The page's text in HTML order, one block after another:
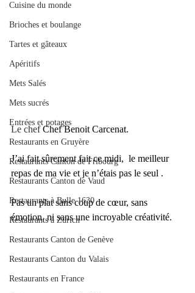
Cuisine du monde
Brioches et boulange
Tartes et gâteaux
Apéritifs
Mets Salés
Mets sucrés
Entrées et potages
Restaurants en Gruyère
Restaurants Canton de Fribourg
Restaurants Canton de Vaud
Restaurants à Bulle 1630
Restaurants à Zürich
Restaurants Canton de Genève
Restaurants Canton du Valais
Restaurants en France
Le chef Chef Benoit Carcenat.
J’ai fait sûrement fait ce midi,  le meilleur
repas de ma vie et je n’étais pas le seul .
Pas un plat sans coup de cœur, sans
émotion, ni sans une incroyable créativité.